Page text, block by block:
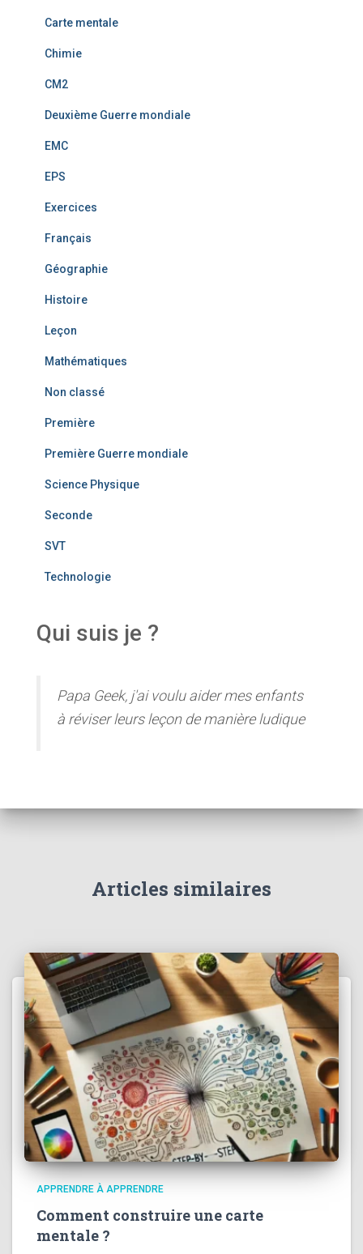
Carte mentale
Chimie
CM2
Deuxième Guerre mondiale
EMC
EPS
Exercices
Français
Géographie
Histoire
Leçon
Mathématiques
Non classé
Première
Première Guerre mondiale
Science Physique
Seconde
SVT
Technologie
Qui suis je ?
Papa Geek, j'ai voulu aider mes enfants
à réviser leurs leçon de manière ludique
Articles similaires
APPRENDRE À APPRENDRE
Comment construire une carte
mentale ?